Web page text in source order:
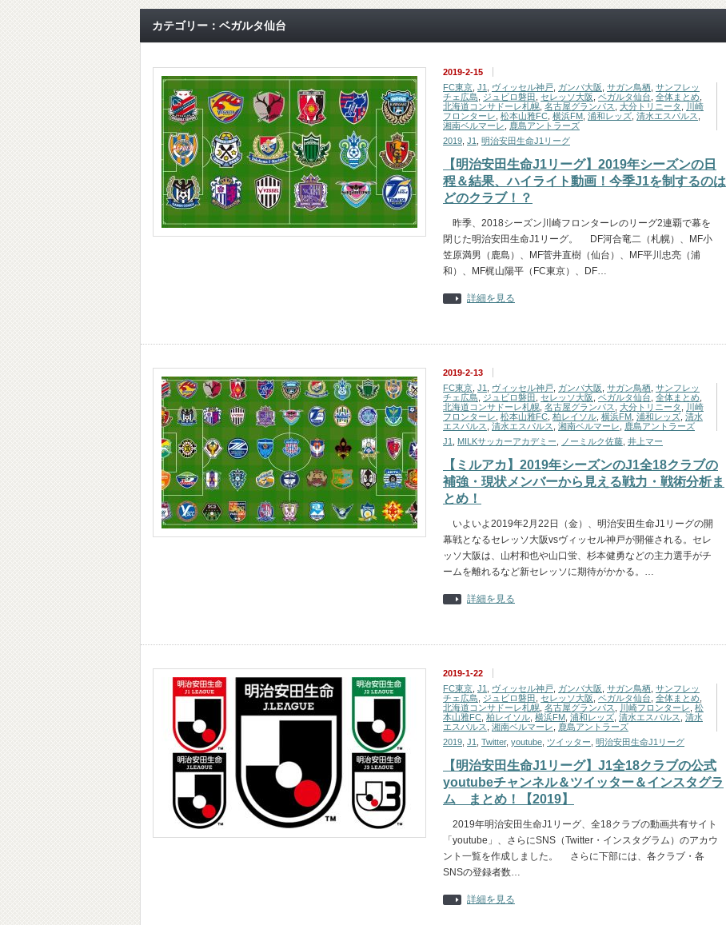
カテゴリー：ベガルタ仙台
2019-2-15
FC東京 J1 ヴィッセル神戸 ガンバ大阪 サガン鳥栖 サンフレッ
チェ広島
ジュビロ磐田 セレッソ大阪 ベガルタ仙台 全体まとめ
北海道コンサドーレ札幌 名古屋グランパス 大分トリニータ
川崎
フロンターレ 松本山雅FC 横浜FM 浦和レッズ 清水エスパルス
湘南ベルマーレ
鹿島アントラーズ
2019 J1 明治安田生命J1リーグ
【明治安田生命J1リーグ】2019年シーズンの日
程＆結果、ハイライト動画！今季J1を制するのは
どのクラブ！？
昨季、2018シーズン川崎フロンターレのリーグ2連覇で幕を
閉じた明治安田生命J1リーグ。 DF河合竜二（札幌）、MF小
笠原満男（鹿島）、MF菅井直樹（仙台）、MF平川忠亮（浦
和）、MF梶山陽平（FC東京）、DF…
詳細を見る
2019-2-13
FC東京 J1 ヴィッセル神戸 ガンバ大阪 サガン鳥栖 サンフレッ
チェ広島
ジュビロ磐田 セレッソ大阪 ベガルタ仙台 全体まとめ
北海道コンサドーレ札幌 名古屋グランパス 大分トリニータ
川崎
フロンターレ 松本山雅FC 柏レイソル 横浜FM 浦和レッズ 清水
エスパルス
清水エスパルス 湘南ベルマーレ
鹿島アントラーズ
J1
MILKサッカーアカデミー ノーミルク佐藤 井上マー
【ミルアカ】2019年シーズンのJ1全18クラブの
補強・現状メンバーから見える戦力・戦術分析ま
とめ！
いよいよ2019年2月22日（金）、明治安田生命J1リーグの開
幕戦となるセレッソ大阪vsヴィッセル神戸が開催される。セレ
ッソ大阪は、山村和也や山口蛍、杉本健勇などの主力選手がチ
ームを離れるなど新セレッソに期待がかかる。…
詳細を見る
2019-1-22
FC東京 J1 ヴィッセル神戸 ガンバ大阪 サガン鳥栖 サンフレッ
チェ広島
ジュビロ磐田 セレッソ大阪 ベガルタ仙台 全体まとめ
北海道コンサドーレ札幌 名古屋グランパス 川崎フロンターレ 松
本山雅FC 柏レイソル 横浜FM 浦和レッズ 清水エスパルス
清水
エスパルス
湘南ベルマーレ
鹿島アントラーズ
2019 J1 Twitter, youtube ツイッター 明治安田生命J1リーグ
【明治安田生命J1リーグ】J1全18クラブの公式
youtubeチャンネル＆ツイッター＆インスタグラ
ム まとめ！【2019】
2019年明治安田生命J1リーグ、全18クラブの動画共有サイト
「youtube」、さらにSNS（Twitter・インスタグラム）のアカウ
ント一覧を作成しました。 さらに下部には、各クラブ・各
SNSの登録者数…
詳細を見る